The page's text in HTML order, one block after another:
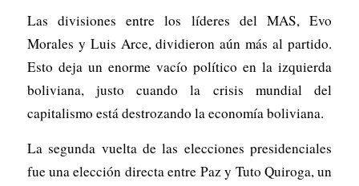
Las divisiones entre los líderes del MAS, Evo
Morales y Luis Arce, dividieron aún más al partido.
Esto deja un enorme vacío político en la izquierda
boliviana, justo cuando la crisis mundial del
capitalismo está destrozando la economía boliviana.
La segunda vuelta de las elecciones presidenciales
fue una elección directa entre Paz y Tuto Quiroga, un